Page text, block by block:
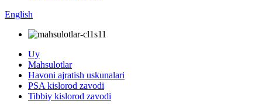
English
Uy
Mahsulotlar
Havoni ajratish uskunalari
PSA kislorod zavodi
Tibbiy kislorod zavodi